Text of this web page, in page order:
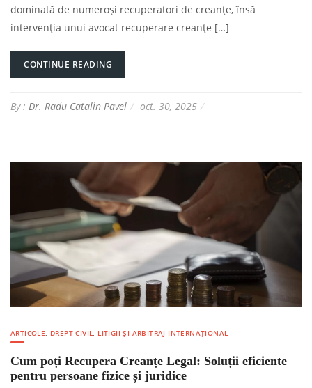
dominată de numeroși recuperatori de creanțe, însă
intervenția unui avocat recuperare creanțe […]
CONTINUE READING
By : Dr. Radu Catalin Pavel oct. 30, 2025
ARTICOLE, DREPT CIVIL, LITIGII ȘI ARBITRAJ INTERNAȚIONAL
Cum poți Recupera Creanțe Legal: Soluții eficiente
pentru persoane fizice și juridice